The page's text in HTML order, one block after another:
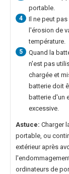
portable.
4
Il ne peut
l'érosion de
température.
5 Quand la
n'est pas
chargée et
batterie doit
batterie d'un
excessive.
Astuce: Charger
portable, ou
extérieur après
ordinateurs de